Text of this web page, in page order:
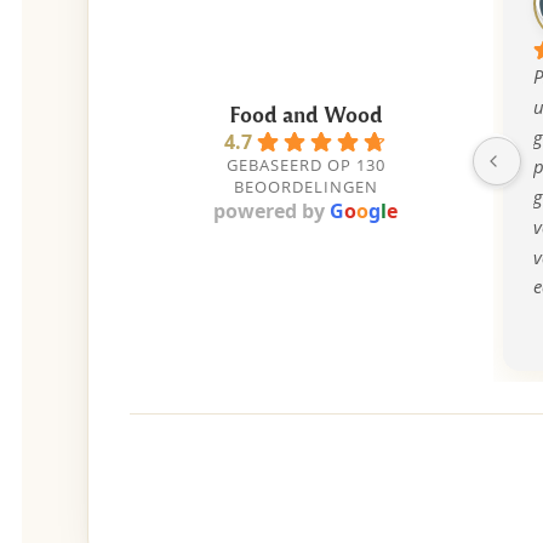
Food and Wood
4.7
GEBASEERD OP 130
BEOORDELINGEN
powered by Google